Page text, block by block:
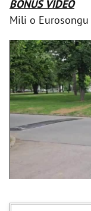
BONUS VIDEO
Mili o Eurosongu